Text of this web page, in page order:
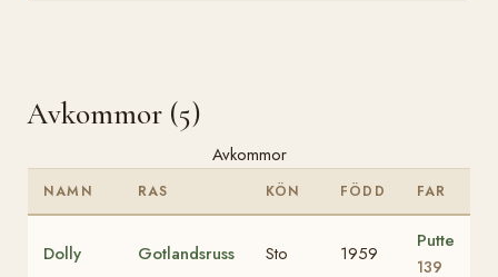
Avkommor (5)
Avkommor
NAMN RAS KÖN FÖDD FAR
Dolly Gotlandsruss Sto 1959
Putte
139